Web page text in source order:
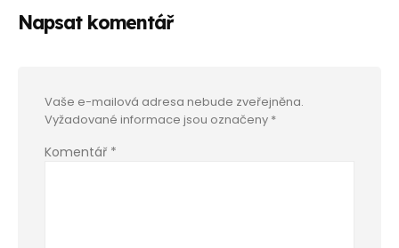
Napsat komentář
Vaše e-mailová adresa nebude zveřejněna.
Vyžadované informace jsou označeny *
Komentář *